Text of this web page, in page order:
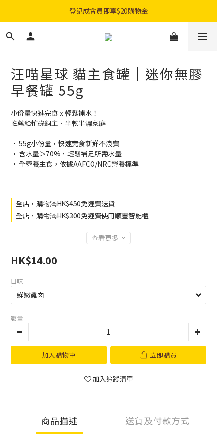
購物滿$300免費順豐智能櫃｜$450免費送貨上門
登記成會員即享$20購物金
購物滿$300免費順豐智能櫃｜$450免費送貨上門
汪喵星球 貓主食罐｜迷你無膠
早餐罐 55g
小份量快速完食ｘ輕鬆補水！
推薦給忙碌飼主、半乾半濕家庭
• 55g小份量，快速完食新鮮不浪費
• 含水量＞70%，輕鬆補足所需水量
• 全營養主食，依據AAFCO/NRC營養標準
全店，購物滿HK$450免運費送貨
全店，購物滿HK$300免運費使用順豐智能櫃
查看更多
HK$14.00
口味
數量
加入購物車 立即購買
加入追蹤清單
商品描述 送貨及付款方式